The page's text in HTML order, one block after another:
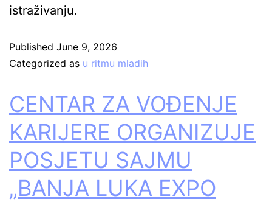
istraživanju.
Published June 9, 2026
Categorized as u ritmu mladih
CENTAR ZA VOĐENJE
KARIJERE ORGANIZUJE
POSJETU SAJMU
„BANJA LUKA EXPO